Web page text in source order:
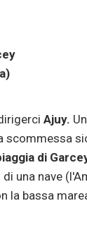
Ajuy.
scommessa
di
una nave
la bassa